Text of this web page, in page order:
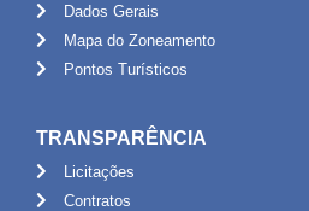
Dados Gerais
Mapa do Zoneamento
Pontos Turísticos
TRANSPARÊNCIA
Licitações
Contratos